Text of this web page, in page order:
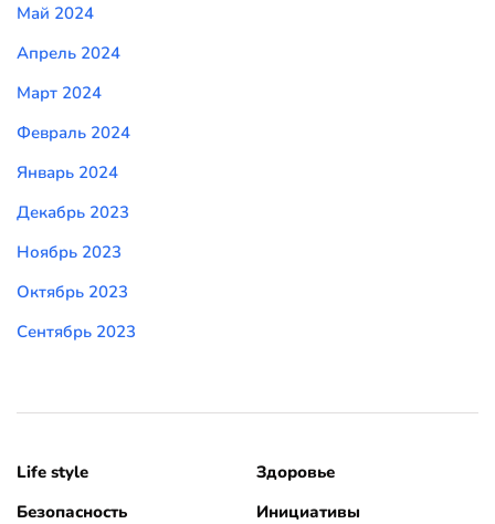
Май 2024
Апрель 2024
Март 2024
Февраль 2024
Январь 2024
Декабрь 2023
Ноябрь 2023
Октябрь 2023
Сентябрь 2023
Life style
Безопасность
Здоровье
Инициативы